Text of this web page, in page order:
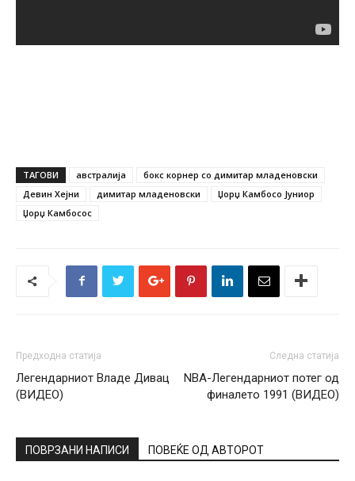
ТАГОВИ австралија
бокс корнер со димитар младеновски
Девин Хејни
димитар младеновски
Џорџ Камбосо Јуниор
Џорџ Камбосос
Предходна статија
Легендарниот Владе Дивац
(ВИДЕО)
Следна статија
NBA-Легендарниот потег од
финалето 1991 (ВИДЕО)
ПОВРЗАНИ НАПИСИ ПОВЕЌЕ ОД АВТОРОТ